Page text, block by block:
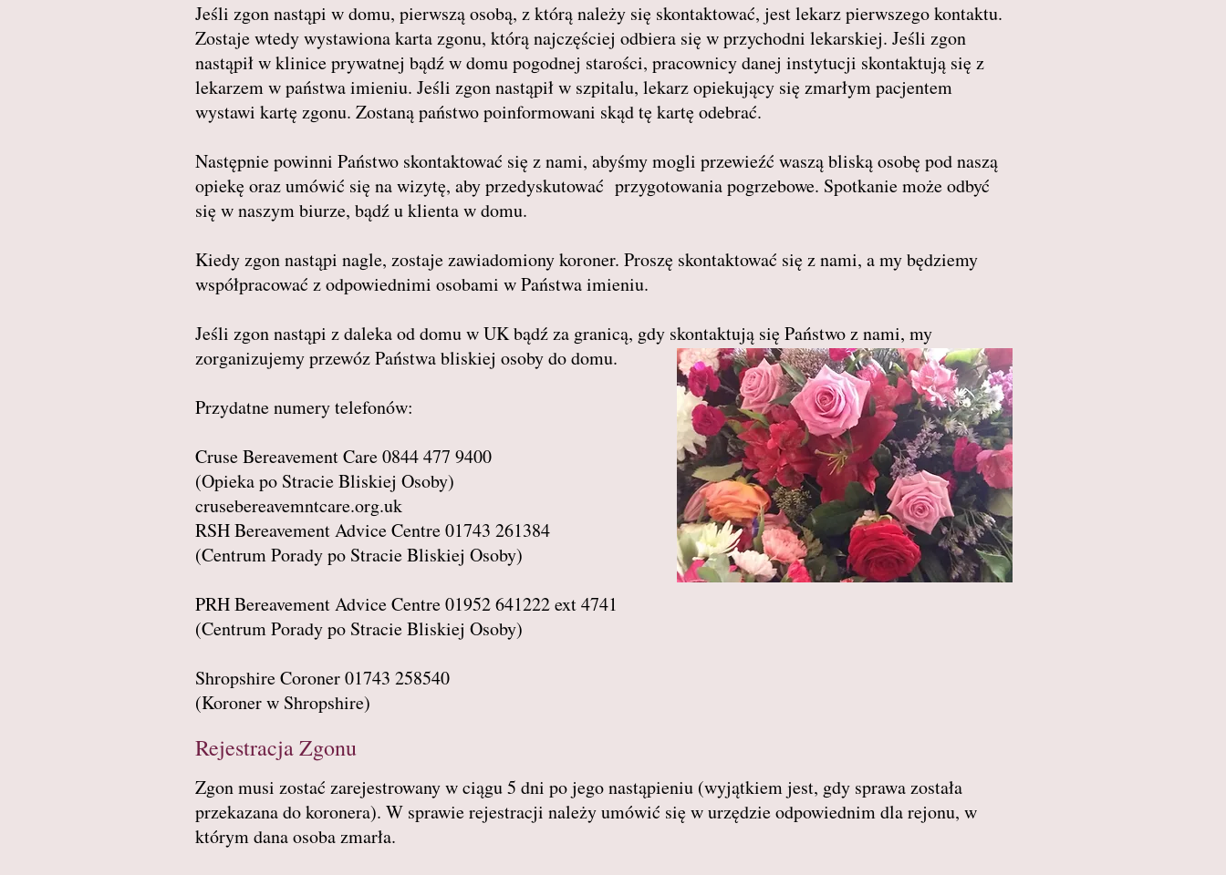
Jeśli zgon nastąpi w domu, pierwszą osobą, z którą należy się skontaktować, jest lekarz pierwszego kontaktu.
Zostaje wtedy wystawiona karta zgonu, którą najczęściej odbiera się w przychodni lekarskiej. Jeśli zgon
nastąpił w klinice prywatnej bądź w domu pogodnej starości, pracownicy danej instytucji skontaktują się z
lekarzem w państwa imieniu. Jeśli zgon nastąpił w szpitalu, lekarz opiekujący się zmarłym pacjentem
wystawi kartę zgonu. Zostaną państwo poinformowani skąd tę kartę odebrać.
Następnie powinni Państwo skontaktować się z nami, abyśmy mogli przewieźć waszą bliską osobę pod naszą
opiekę oraz umówić się na wizytę, aby przedyskutować przygotowania pogrzebowe. Spotkanie może odbyć
się w naszym biurze, bądź u klienta w domu.
Kiedy zgon nastąpi nagle, zostaje zawiadomiony koroner. Proszę skontaktować się z nami, a my będziemy
współpracować z odpowiednimi osobami w Państwa imieniu.
Jeśli zgon nastąpi z daleka od domu w UK bądź za granicą, gdy skontaktują się Państwo z nami, my
zorganizujemy przewóz Państwa bliskiej osoby do domu.
Przydatne numery telefonów:
Cruse Bereavement Care 0844 477 9400
(Opieka po Stracie Bliskiej Osoby)
crusebereavemntcare.org.uk
RSH Bereavement Advice Centre 01743 261384
(Centrum Porady po Stracie Bliskiej Osoby)
PRH Bereavement Advice Centre 01952 641222 ext 4741
(Centrum Porady po Stracie Bliskiej Osoby)
Shropshire Coroner 01743 258540
(Koroner w Shropshire)
Rejestracja Zgonu
Zgon musi zostać zarejestrowany w ciągu 5 dni po jego nastąpieniu (wyjątkiem jest, gdy sprawa została
przekazana do koronera). W sprawie rejestracji należy umówić się w urzędzie odpowiednim dla rejonu, w
którym dana osoba zmarła.